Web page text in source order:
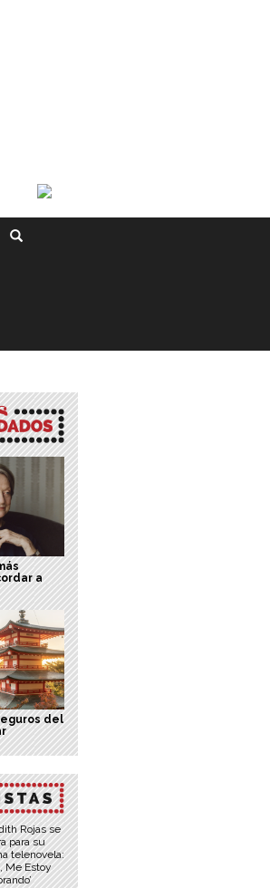
a
del
Rojas se
para su
telenovela:
Me Estoy